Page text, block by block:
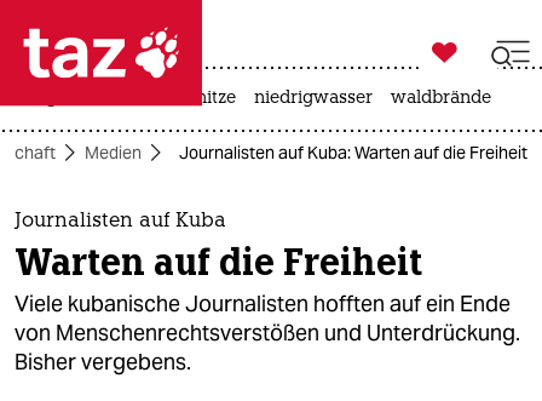
 taz zahl ich
taz zahl ich
themen
politik
öko
gesellschaft

taz zahl ich
hitze niedrigwasser waldbrände
Medien Journalisten auf Kuba: Warten auf die Freiheit
Journalisten auf Kuba
Warten auf die Freiheit
Viele kubanische Journalisten hofften auf ein Ende
von Menschenrechtsverstößen und Unterdrückung.
Bisher vergebens.